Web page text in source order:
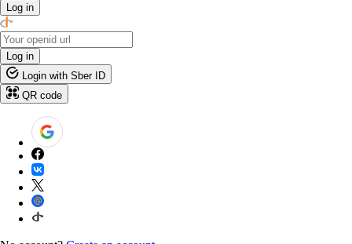
Log in
Log in
Login with Sber ID
QR code